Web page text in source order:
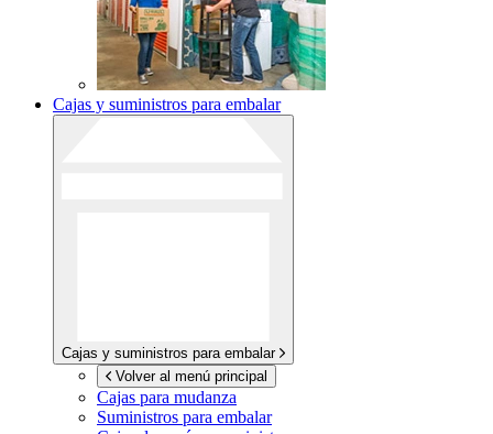
Cajas y suministros para embalar
Cajas y suministros para embalar
Volver al menú principal
Cajas para mudanza
Suministros para embalar